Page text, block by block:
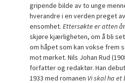
gripende bilde av to unge
hverandre i en verden preget
ensomhet.Ettersøkte er atten å
skjøre kjærligheten, om å bli
om håpet som kan vokse frem
mot mørket. Nils Johan Rud
forfatter og redaktør. Han
1933 med romanen Vi skal ha et